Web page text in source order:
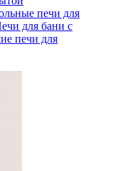
печи для
для бани с
печи для